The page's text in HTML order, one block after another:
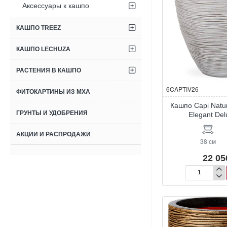
Аксессуары к кашпо
КАШПО TREEZ
КАШПО LECHUZA
РАСТЕНИЯ В КАШПО
ФИТОКАРТИНЫ ИЗ МХА
ГРУНТЫ И УДОБРЕНИЯ
АКЦИИ И РАСПРОДАЖИ
6CAPTIV26
Кашпо Capi
Elegant
38 см
22
Кашпо
Capi
Nature
NL
Vase